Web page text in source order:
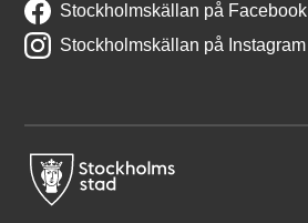
Stockholmskällan på Facebook
Stockholmskällan på Instagram